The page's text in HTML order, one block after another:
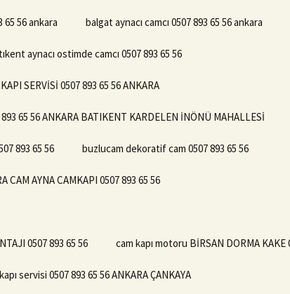
65 56 ankara balgat aynacı camcı 0507 893 65 56 ankara
aynacı ostimde camcı 0507 893 65 56
SERVİSİ 0507 893 65 56 ANKARA
65 56 ANKARA BATIKENT KARDELEN İNÖNÜ MAHALLESİ
893 65 56 buzlucam dekoratif cam 0507 893 65 56
CAM AYNA CAMKAPI 0507 893 65 56
0507 893 65 56 cam kapı motoru BİRSAN DORMA KAKE
servisi 0507 893 65 56 ANKARA ÇANKAYA